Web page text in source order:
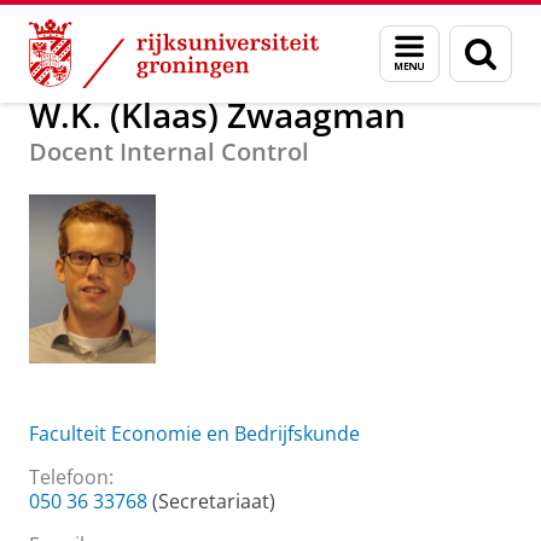
Skip
Content
Skip
Navigation
Menu
en
zoeken
Over ons W.K. (Klaas) Zwaagman
W.K. (Klaas) Zwaagman
Docent Internal Control
Faculteit Economie en Bedrijfskunde
Telefoon:
050 36 33768(Secretariaat)